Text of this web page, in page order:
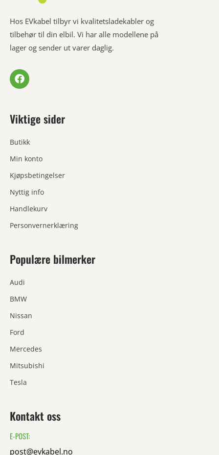
Hos EVkabel tilbyr vi kvalitetsladekabler og
tilbehør til din elbil. Vi har alle modellene på
lager og sender ut varer daglig.
Viktige sider
Butikk
Min konto
Kjøpsbetingelser
Nyttig info
Handlekurv
Personvernerklæring
Populære bilmerker
Audi
BMW
Nissan
Ford
Mercedes
Mitsubishi
Tesla
Kontakt oss
E-POST:
post@evkabel.no